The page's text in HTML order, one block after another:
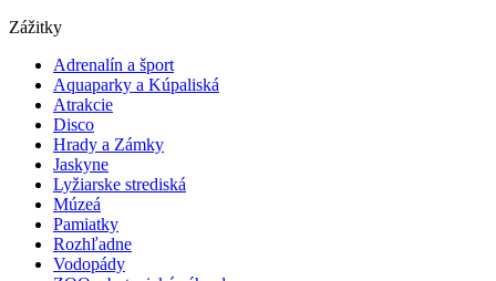
Zážitky
Adrenalín a šport
Aquaparky a Kúpaliská
Atrakcie
Disco
Hrady a Zámky
Jaskyne
Lyžiarske strediská
Múzeá
Pamiatky
Rozhľadne
Vodopády